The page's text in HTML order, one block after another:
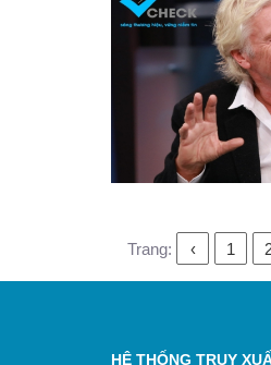
Trang: ‹ 1
HỆ THỐNG TRUY